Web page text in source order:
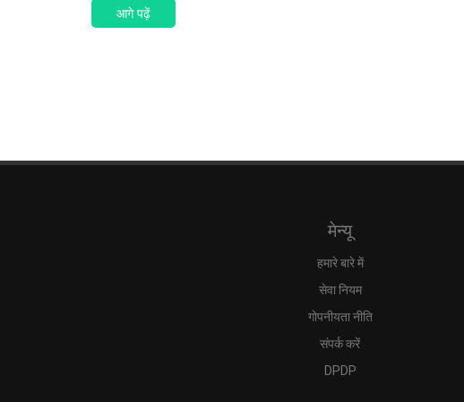
आगे पढ़ें
मेन्यू
हमारे बारे में
सेवा नियम
गोपनीयता नीति
संपर्क करें
DPDP